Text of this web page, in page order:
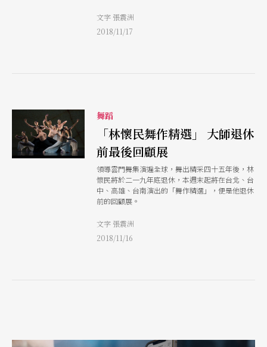
文字 張震洲
2018/11/17
舞蹈
「林懷民舞作精選」 大師退休
前最後回顧展
領導雲門舞集演遍全球，舞出精采四十五年後，林
懷民將於二一九年底退休，本週末起將在台北、台
中、高雄、台南演出的「舞作精選」，便是他退休
前的回顧展。
文字 張震洲
2018/11/16